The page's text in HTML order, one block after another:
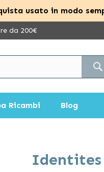
usato in modo
da 200€
Ricambi Blog
Identites